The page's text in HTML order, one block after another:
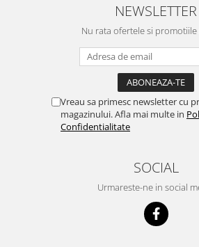
NEWSLETTER
Nu rata ofertele si
Vreau sa primesc newsletter cu
magazinului. Afla mai multe in
Confidentialitate
SOCIAL
Urmareste-ne in social